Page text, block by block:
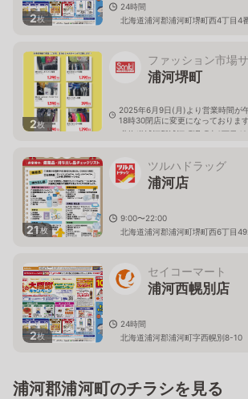
2枚
24時間
北海道浦河郡浦河町堺町西4丁目4
2枚
ファッション市場
浦河堺町
2025年6月9日(月)より営業時間が
18時30閉店に変更になっておりま
北海道浦河郡浦河町堺町東6丁目
21枚
ツルハドラッグ
浦河店
9:00〜22:00
北海道浦河郡浦河町堺町西6丁目
2枚
セイコーマート
浦河西幌別店
24時間
北海道浦河郡浦河町字西幌別8-10
浦河郡浦河町のチラシを見る